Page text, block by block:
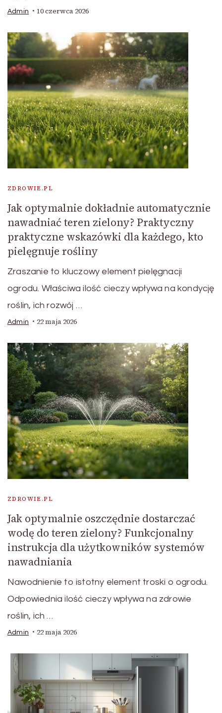
Admin 10 czerwca 2026
ZDROWIE.PL
Jak optymalnie dokładnie automatycznie
nawadniać teren zielony? Praktyczny
praktyczne wskazówki dla każdego, kto
pielęgnuje rośliny
Zraszanie to kluczowy element pielęgnacji
ogrodu. Właściwa ilość cieczy wpływa na kondycję
roślin, ich rozwój …
Admin 22 maja 2026
ZDROWIE.PL
Jak optymalnie oszczędnie dostarczać
wodę do teren zielony? Funkcjonalny
instrukcja dla użytkowników systemów
nawadniania
Nawodnienie to istotny element troski o ogrodu.
Odpowiednia ilość cieczy wpływa na zdrowie
roślin, ich …
Admin 22 maja 2026